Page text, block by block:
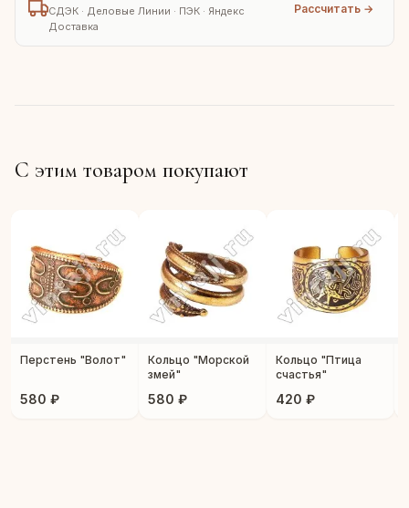
СДЭК · Деловые Линии · ПЭК · Яндекс
Доставка
Рассчитать →
С этим товаром покупают
Перстень "Волот"
580 ₽
Кольцо "Морской
змей"
580 ₽
Кольцо "Птица
счастья"
420 ₽